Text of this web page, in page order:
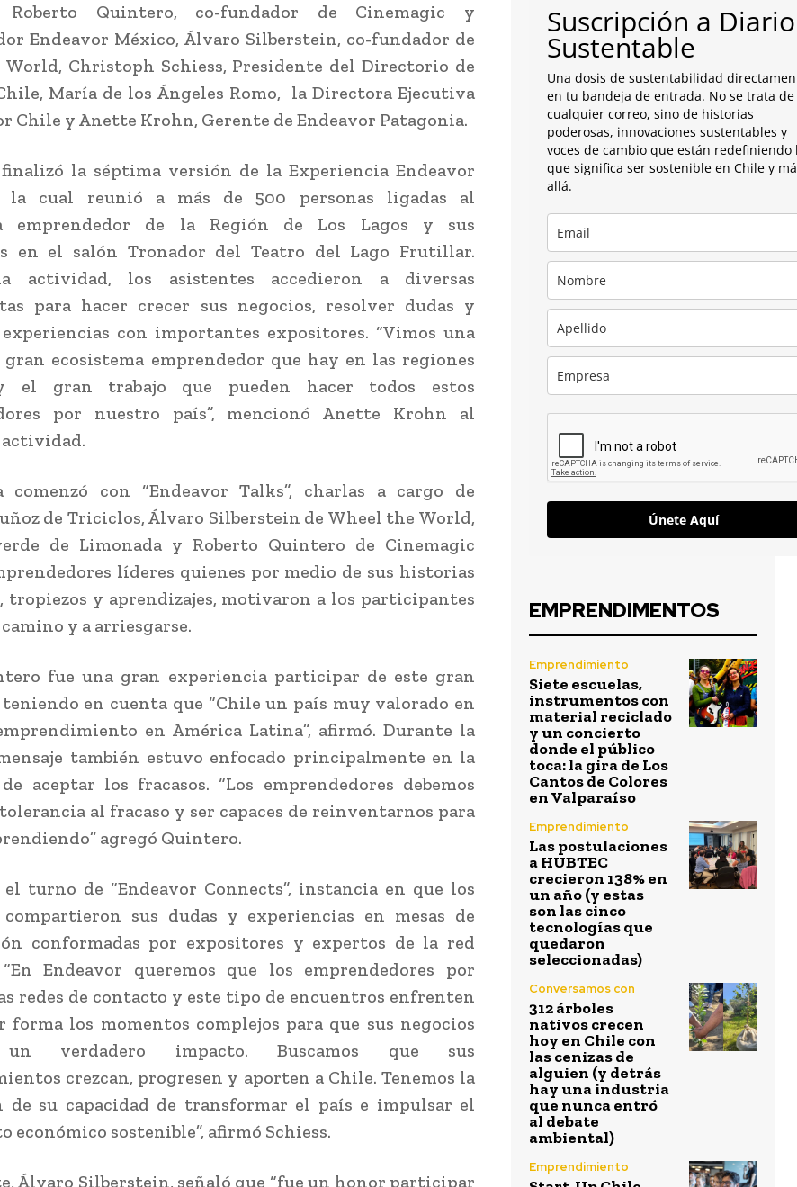
Quintero, co-fundador de Cinemagic y
Endeavor México, Álvaro Silberstein, co-fundador de
Christoph Schiess, Presidente del Directorio de
María de los Ángeles Romo, la Directora Ejecutiva
Chile y Anette Krohn, Gerente de Endeavor Patagonia.
la séptima versión de la Experiencia Endeavor
la cual reunió a más de 500 personas ligadas al
emprendedor de la Región de Los Lagos y sus
en el salón Tronador del Teatro del Lago Frutillar.
actividad, los asistentes accedieron a diversas
para hacer crecer sus negocios, resolver dudas y
con importantes expositores. “Vimos una
gran ecosistema emprendedor que hay en las regiones
gran trabajo que pueden hacer todos estos
por nuestro país”, mencionó Anette Krohn al
comenzó con “Endeavor Talks”, charlas a cargo de
de Triciclos, Álvaro Silberstein de Wheel the World,
de Limonada y Roberto Quintero de Cinemagic
líderes quienes por medio de sus historias
tropiezos y aprendizajes, motivaron a los participantes
y a arriesgarse.
fue una gran experiencia participar de este gran
en cuenta que “Chile un país muy valorado en
en América Latina”, afirmó. Durante la
también estuvo enfocado principalmente en la
aceptar los fracasos. “Los emprendedores debemos
al fracaso y ser capaces de reinventarnos para
agregó Quintero.
el turno de “Endeavor Connects”, instancia en que los
compartieron sus dudas y experiencias en mesas de
conformadas por expositores y expertos de la red
“En Endeavor queremos que los emprendedores por
redes de contacto y este tipo de encuentros enfrenten
forma los momentos complejos para que sus negocios
un verdadero impacto. Buscamos que sus
crezcan, progresen y aporten a Chile. Tenemos la
de su capacidad de transformar el país e impulsar el
económico sostenible”, afirmó Schiess.
Álvaro Silberstein, señaló que “fue un honor participar
Suscripción a Diario
Sustentable
Una dosis de sustentabilidad
en tu bandeja de entrada. No se trata de
cualquier correo, sino de historias
poderosas, innovaciones sustentables y
voces de cambio que están redefiniendo
que significa ser sostenible en Chile y
allá.
Únete Aquí
EMPRENDIMENTOS
Emprendimiento
Siete escuelas,
instrumentos con
material reciclado
y un concierto
donde el público
toca: la gira de Los
Cantos de Colores
en Valparaíso
Emprendimiento
Las postulaciones
a HUBTEC
crecieron 138% en
un año (y estas
son las cinco
tecnologías que
quedaron
seleccionadas)
Conversamos con
312 árboles
nativos crecen
hoy en Chile con
las cenizas de
alguien (y detrás
hay una industria
que nunca entró
al debate
ambiental)
Emprendimiento